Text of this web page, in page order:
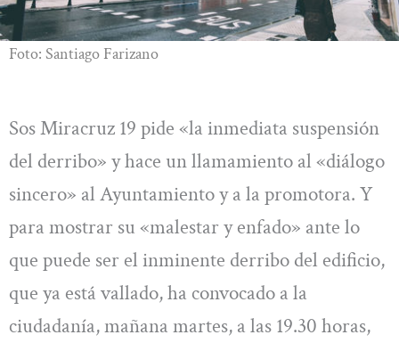
Foto: Santiago Farizano
Sos Miracruz 19 pide «la inmediata suspensión
del derribo» y hace un llamamiento al «diálogo
sincero» al Ayuntamiento y a la promotora. Y
para mostrar su «malestar y enfado» ante lo
que puede ser el inminente derribo del edificio,
que ya está vallado, ha convocado a la
ciudadanía, mañana martes, a las 19.30 horas,